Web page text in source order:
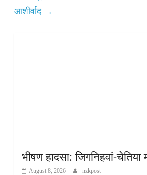
आशीर्वाद →
भीषण हादसा: जिगनिहवां-
August 8, 2026 nzkpost